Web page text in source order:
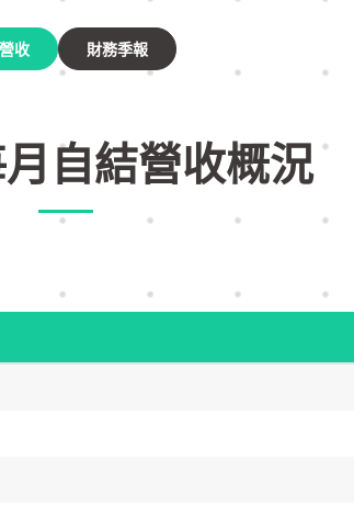
收 財務季報
自結營收概況